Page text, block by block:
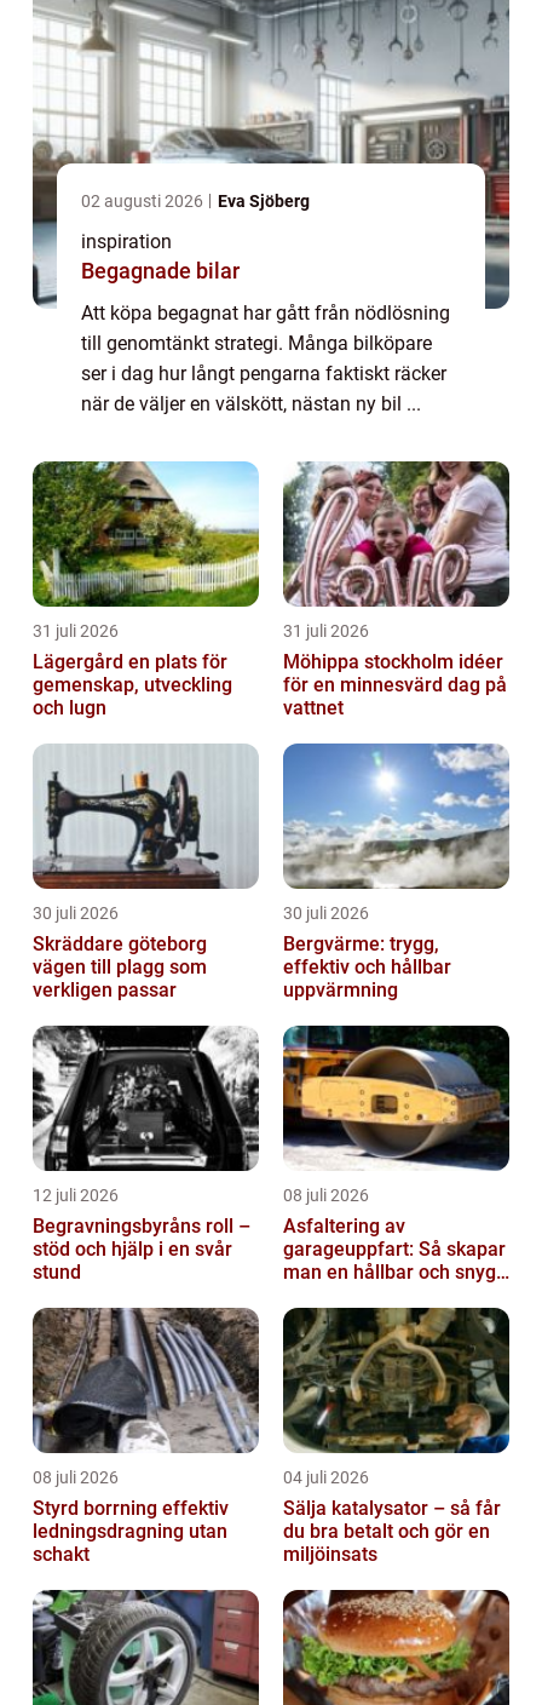
02 augusti 2026 Eva Sjöberg
inspiration
Begagnade bilar
Att köpa begagnat har gått från nödlösning
till genomtänkt strategi. Många bilköpare
ser i dag hur långt pengarna faktiskt räcker
när de väljer en välskött, nästan ny bil ...
31 juli 2026
Lägergård en plats för
gemenskap, utveckling
och lugn
31 juli 2026
Möhippa stockholm idéer
för en minnesvärd dag på
vattnet
30 juli 2026
Skräddare göteborg
vägen till plagg som
verkligen passar
30 juli 2026
Bergvärme: trygg,
effektiv och hållbar
uppvärmning
12 juli 2026
Begravningsbyråns roll –
stöd och hjälp i en svår
stund
08 juli 2026
Asfaltering av
garageuppfart: Så skapar
man en hållbar och snygg
08 juli 2026
Styrd borrning effektiv
ledningsdragning utan
schakt
04 juli 2026
Sälja katalysator – så får
du bra betalt och gör en
miljöinsats